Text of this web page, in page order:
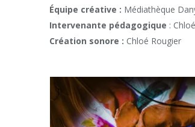
Équipe créative : Médiathèque
Intervenante pédagogique :
Création sonore : Chloé Rougier